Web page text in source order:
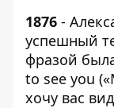
1876 -
успешный
фразой
to see you
хочу вас